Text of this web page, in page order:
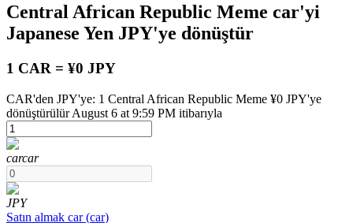
USDT Vadeli İşlemleri
Central African Republic Meme car'yi
Japanese Yen JPY'ye dönüştür
1 CAR = ¥0 JPY
CAR'den JPY'ye: 1 Central African Republic Meme ¥0 JPY'ye
dönüştürülür August 6 at 9:59 PM itibarıyla
carcar
JPY
Satın almak car(car)